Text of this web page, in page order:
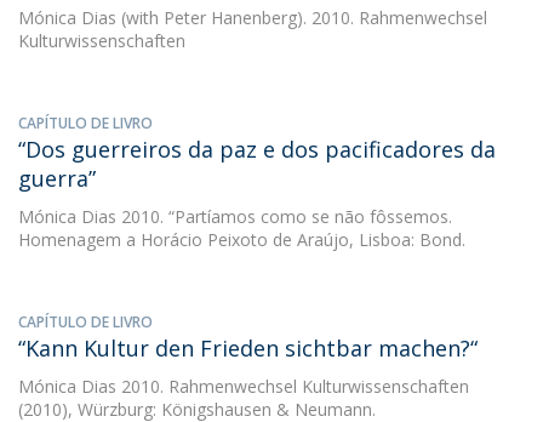
Mónica Dias (with Peter Hanenberg). 2010. Rahmenwechsel
Kulturwissenschaften
CAPÍTULO DE LIVRO
“Dos guerreiros da paz e dos pacificadores da
guerra”
Mónica Dias 2010. “Partíamos como se não fôssemos.
Homenagem a Horácio Peixoto de Araújo, Lisboa: Bond.
CAPÍTULO DE LIVRO
“Kann Kultur den Frieden sichtbar machen?“
Mónica Dias 2010. Rahmenwechsel Kulturwissenschaften
(2010), Würzburg: Königshausen & Neumann.